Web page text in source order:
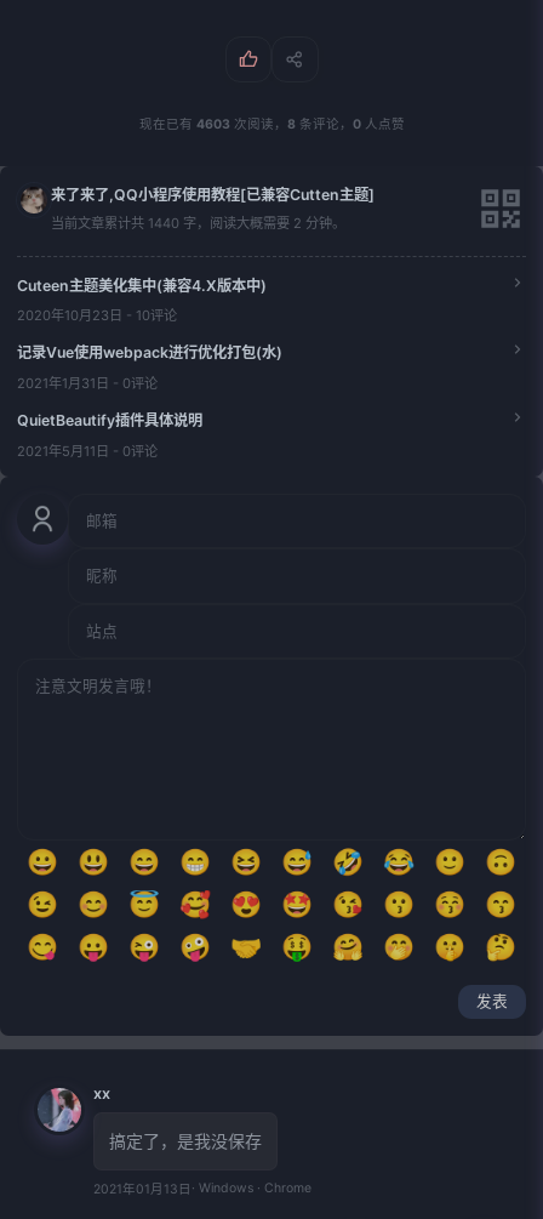
现在已有 4603 次阅读， 8 条评论， 0人点赞
来了来了,QQ小程序使用教程[已兼容Cutten主题]
当前文章累计共 1440 字，阅读大概需要 2 分钟。
Cuteen主题美化集中(兼容4.X版本中)
2020年10月23日 - 10评论
记录Vue使用webpack进行优化打包(水)
2021年1月31日 - 0评论
QuietBeautify插件具体说明
2021年5月11日 - 0评论
😀 😃 😄 😁 😆 😅 🤣 😂 🙂
🙃
😉
😊 😇 🥰 😍 🤩 😘 😗 😚
😙
😋
😛 😜 🤪 🤝 🤑 🤗 🤭 🤫
🤔
😬
🤥
😌
😔 😪 🤤 😴 😷 🤒 🤕 🤢
🤮
🧐
😕
😨 😰 😥
😓 😩 😫 🥱 😤
发表
xx
搞定了，是我没保存
2021年01月13日 · Windows · Chrome